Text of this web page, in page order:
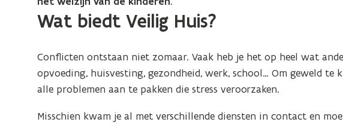
Wat biedt Veilig Huis?
Conflicten ontstaan niet zomaar. Vaak heb je het op heel wat
opvoeding, huisvesting, gezondheid, werk, school… Om geweld
alle problemen aan te pakken die stress veroorzaken.
Misschien kwam je al met verschillende diensten in contact en